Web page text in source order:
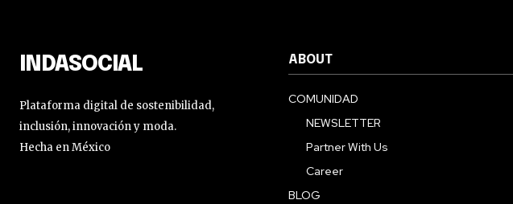
INDASOCIAL
Plataforma digital de sostenibilidad,
inclusión, innovación y moda.
Hecha en México
ABOUT
COMUNIDAD
NEWSLETTER
Partner With Us
Career
BLOG